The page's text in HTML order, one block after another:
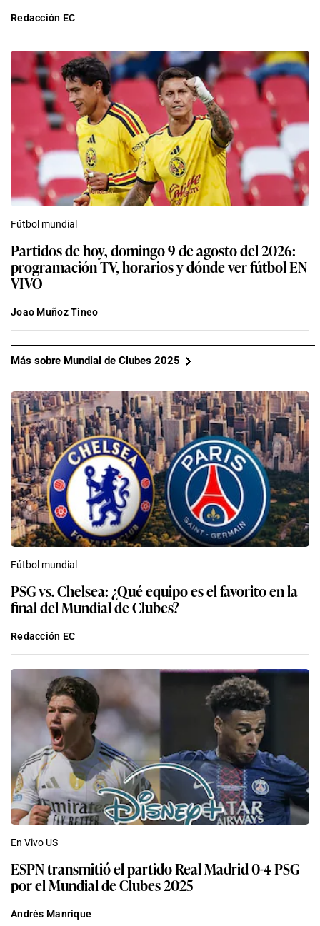
Redacción EC
Fútbol mundial
Partidos de hoy, domingo 9 de agosto del 2026:
programación TV, horarios y dónde ver fútbol EN
VIVO
Joao Muñoz Tineo
Más sobre Mundial de Clubes 2025
Fútbol mundial
PSG vs. Chelsea: ¿Qué equipo es el favorito en la
final del Mundial de Clubes?
Redacción EC
En Vivo US
ESPN transmitió el partido Real Madrid 0-4 PSG
por el Mundial de Clubes 2025
Andrés Manrique